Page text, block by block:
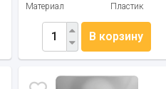
Материал
Пластик
В корзину